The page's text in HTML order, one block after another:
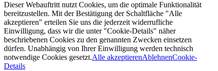
Dieser Webauftritt nutzt Cookies, um die optimale Funktionalität
bereitzustellen. Mit der Bestätigung der Schaltfläche "Alle
akzeptieren" erteilen Sie uns die jederzeit widerrufliche
Einwilligung, dass wir die unter "Cookie-Details" näher
beschriebenen Cookies zu den genannten Zwecken einsetzen
dürfen. Unabhängig von Ihrer Einwilligung werden technisch
notwendige Cookies gesetzt.Alle akzeptierenAblehnenCookie-
Details